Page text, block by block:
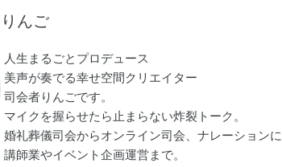
【ズボラでも楽しめる布ナプキン講座】
りんご
人生まるごとプロデュース
美声が奏でる幸せ空間クリエイター
司会者りんごです。
マイクを握らせたら止まらない炸裂トーク。
婚礼葬儀司会からオンライン司会、ナレーションに
講師業やイベント企画運営まで。